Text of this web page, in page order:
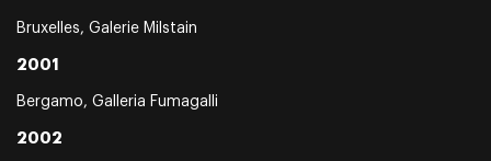
Bruxelles, Galerie Milstain
2001
Bergamo, Galleria Fumagalli
2002